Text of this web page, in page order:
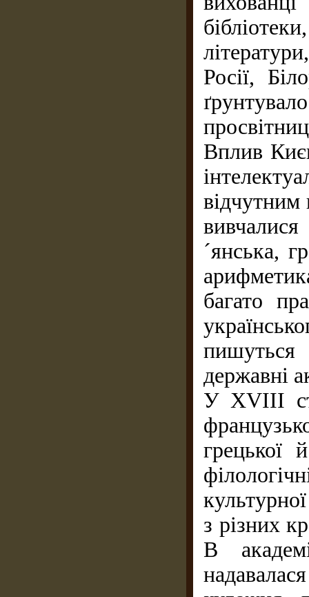
Росії,
Вплив
відчутним
´янська,
багато
пишуться
державні
У XVIII
грецької
з різних
В